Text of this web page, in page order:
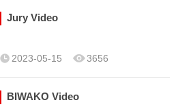
Jury Video
2023-05-15 3656
BIWAKO Video